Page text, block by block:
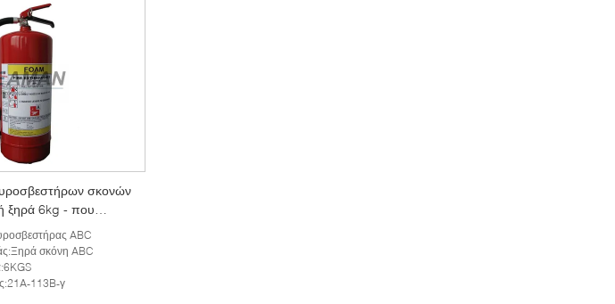
σκονών
ξηρά 6kg - που
ABC
σκόνη ABC
113B-γ